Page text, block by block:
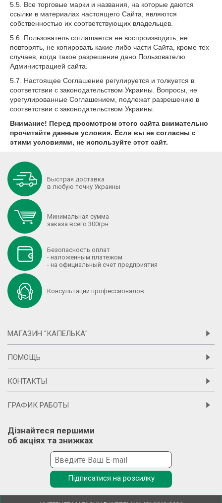
5.5. Все торговые марки и названия, на которые даются
ссылки в материалах настоящего Cайта, являются
собственностью их соответствующих владельцев.
5.6. Пользователь соглашается не воспроизводить, не
повторять, не копировать какие-либо части Сайта, кроме тех
случаев, когда такое разрешение дано Пользователю
Администрацией сайта.
5.7. Настоящее Соглашение регулируется и толкуется в
соответствии с законодательством Украины. Вопросы, не
урегулированные Соглашением, подлежат разрешению в
соответствии с законодательством Украины.
Внимание! Перед просмотром этого сайта внимательно
прочитайте данные условия. Если вы не согласны с
этими условиями, не используйте этот сайт.
Быстрая доставка
в любую точку Украины
Минимальная сумма
заказа всего 300грн
Безопасность оплат
- наложенным платежом
- на официальный счет предприятия
Консультации профессионалов
МАГАЗИН "КАПЕЛЬКА"
ПОМОЩЬ
КОНТАКТЫ
ГРАФИК РАБОТЫ
Дізнайтеся першими
об акціях та знижках
Підписатися на розсилку